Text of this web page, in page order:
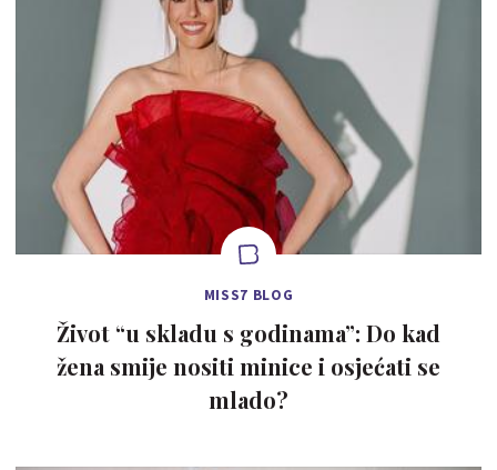
MISS7 BLOG
Život “u skladu s godinama”: Do kad
žena smije nositi minice i osjećati se
mlado?